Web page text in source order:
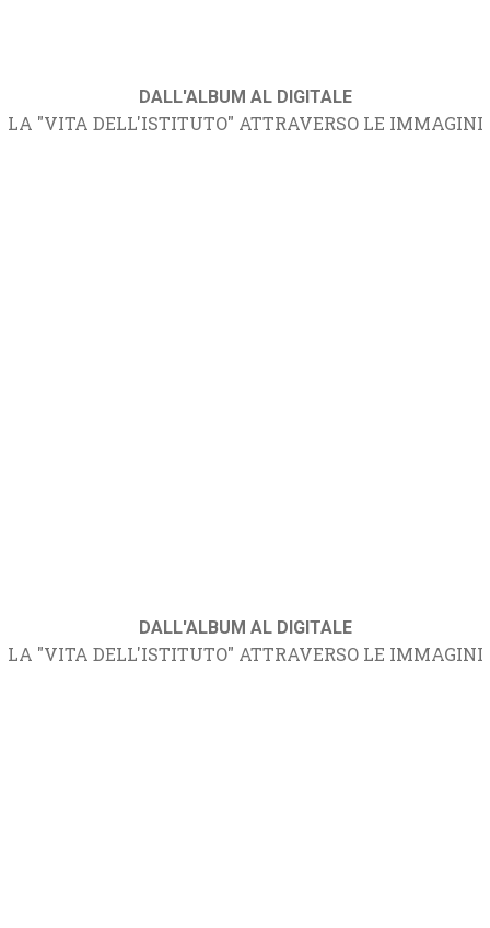
DALL'ALBUM AL DIGITALE
LA "VITA DELL'ISTITUTO" ATTRAVERSO LE IMMAGINI
DALL'ALBUM AL DIGITALE
LA "VITA DELL'ISTITUTO" ATTRAVERSO LE IMMAGINI